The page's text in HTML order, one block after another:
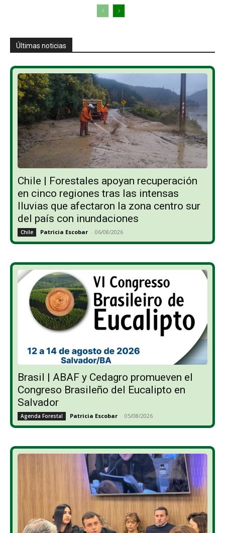
Últimas noticias
Chile | Forestales apoyan recuperación
en cinco regiones tras las intensas
lluvias que afectaron la zona centro sur
del país con inundaciones
Chile Patricia Escobar - 06/08/2026
Brasil | ABAF y Cedagro promueven el
Congreso Brasileño del Eucalipto en
Salvador
Agenda Forestal Patricia Escobar - 05/08/2026